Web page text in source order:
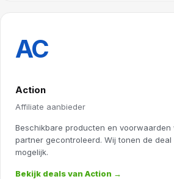
AC
Action
Affiliate aanbieder
Beschikbare producten en voorwaarden
partner gecontroleerd. Wij tonen de
mogelijk.
Bekijk deals van Action →